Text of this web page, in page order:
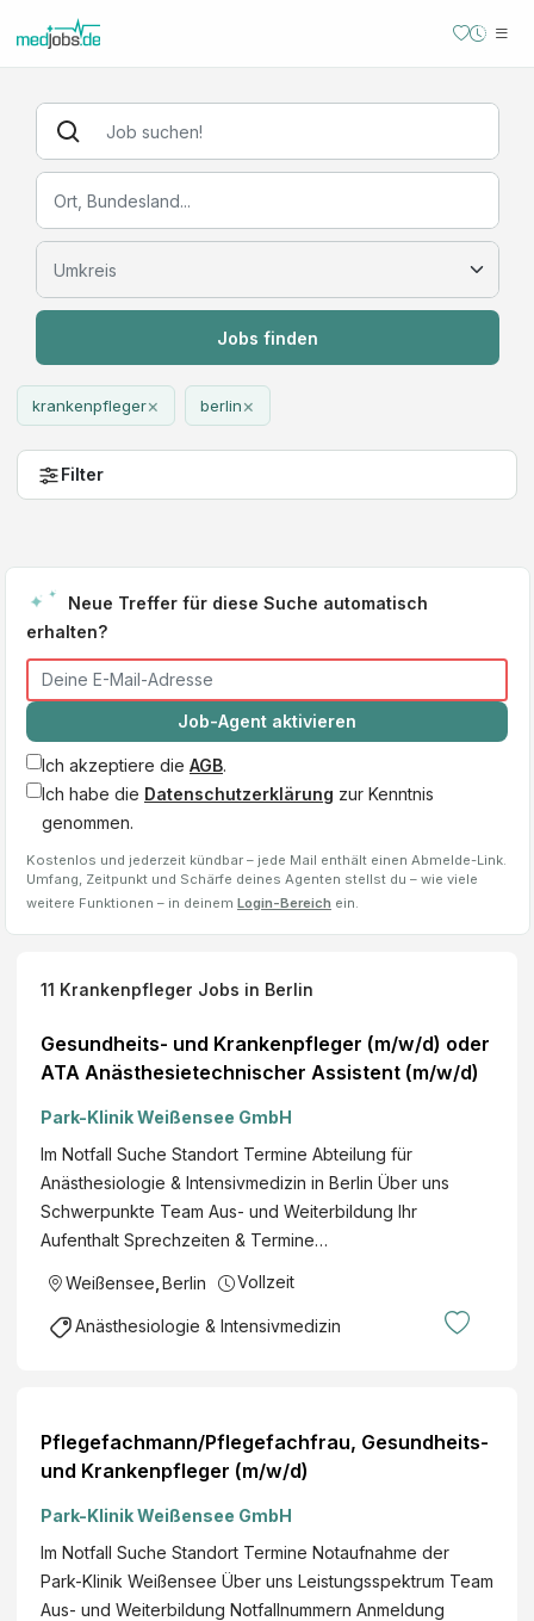
Jobs finden
krankenpfleger× berlin×
Filter
Neue Treffer für diese Suche automatisch
erhalten?
Job-Agent aktivieren
Ich akzeptiere die AGB.
Ich habe die Datenschutzerklärung zur Kenntnis
genommen.
Kostenlos und jederzeit kündbar – jede Mail enthält einen Abmelde-Link.
Umfang, Zeitpunkt und Schärfe deines Agenten stellst du – wie viele
weitere Funktionen – in deinem Login-Bereich ein.
11 Krankenpfleger Jobs in Berlin
Gesundheits- und Krankenpfleger (m/w/d) oder
ATA Anästhesietechnischer Assistent (m/w/d)
Park-Klinik Weißensee GmbH
Im Notfall Suche Standort Termine Abteilung für
Anästhesiologie & Intensivmedizin in Berlin Über uns
Schwerpunkte Team Aus- und Weiterbildung Ihr
Aufenthalt Sprechzeiten & Termine…
Weißensee Berlin Vollzeit
Anästhesiologie & Intensivmedizin
Pflegefachmann/Pflegefachfrau, Gesundheits-
und Krankenpfleger (m/w/d)
Park-Klinik Weißensee GmbH
Im Notfall Suche Standort Termine Notaufnahme der
Park-Klinik Weißensee Über uns Leistungsspektrum Team
Aus- und Weiterbildung Notfallnummern Anmeldung